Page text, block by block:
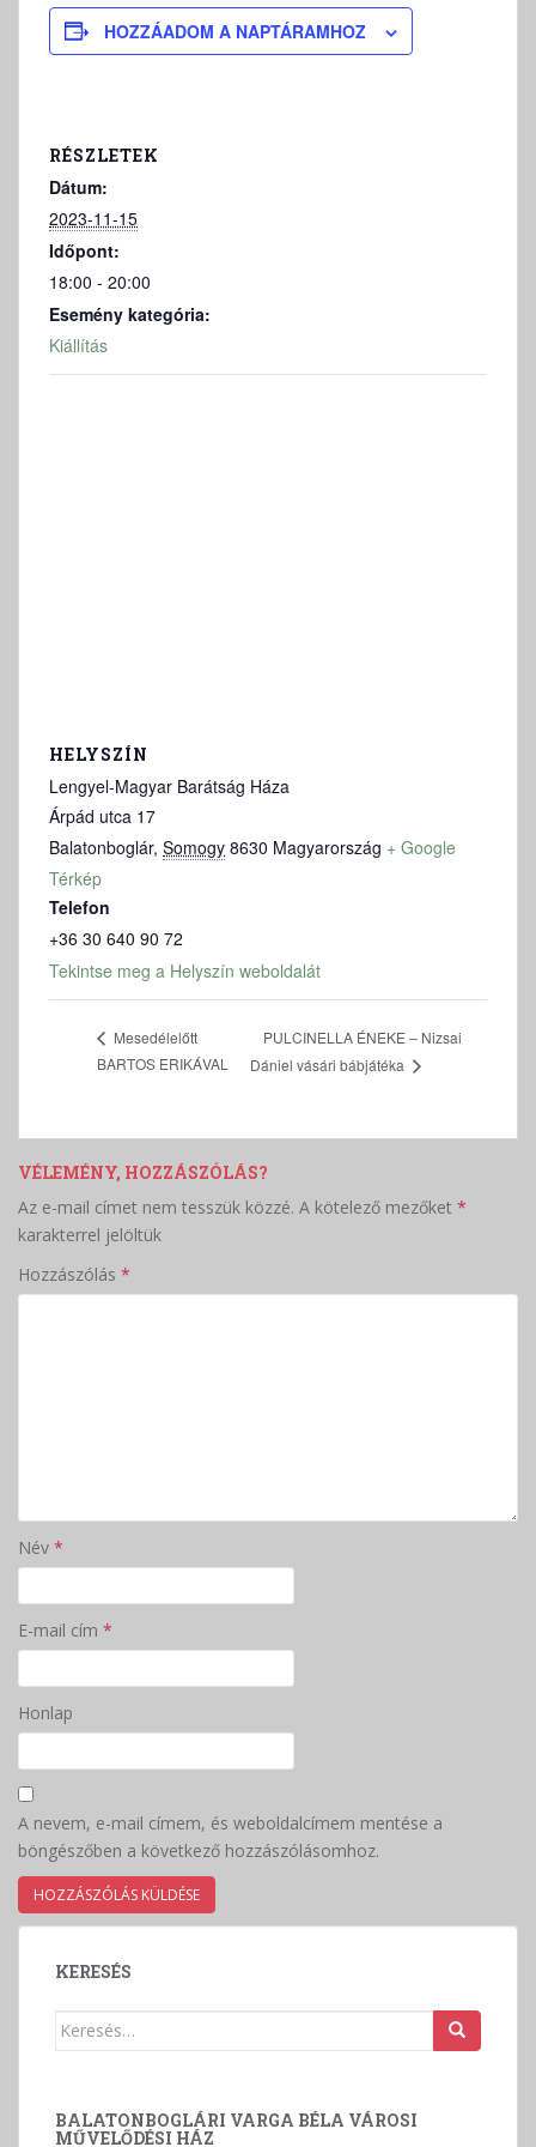
HOZZÁADOM A NAPTÁRAMHOZ
RÉSZLETEK
Dátum:
2023-11-15
Időpont:
18:00 - 20:00
Esemény kategória:
Kiállítás
HELYSZÍN
Lengyel-Magyar Barátság Háza
Árpád utca 17
Balatonboglár, Somogy 8630 Magyarország + Google
Térkép
Telefon
+36 30 640 90 72
Tekintse meg a Helyszín weboldalát
Mesedélelőtt
BARTOS ERIKÁVAL
PULCINELLA ÉNEKE – Nizsai
Dániel vásári bábjátéka
VÉLEMÉNY, HOZZÁSZÓLÁS?
Az e-mail címet nem tesszük közzé. A kötelező mezőket *
karakterrel jelöltük
Hozzászólás *
Név *
E-mail cím *
Honlap
A nevem, e-mail címem, és weboldalcímem mentése a
böngészőben a következő hozzászólásomhoz.
KERESÉS
Keresés:
BALATONBOGLÁRI VARGA BÉLA VÁROSI
MŰVELŐDÉSI HÁZ